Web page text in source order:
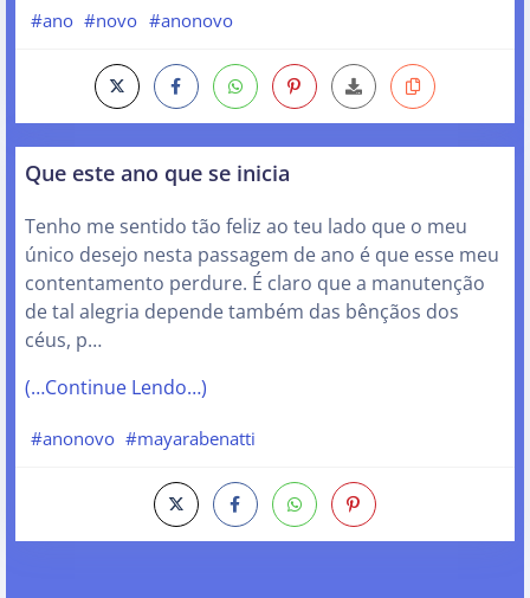
#ano #novo #anonovo
Que este ano que se inicia
Tenho me sentido tão feliz ao teu lado que o meu
único desejo nesta passagem de ano é que esse meu
contentamento perdure. É claro que a manutenção
de tal alegria depende também das bênçãos dos
céus, p…
(…Continue Lendo…)
#anonovo #mayarabenatti